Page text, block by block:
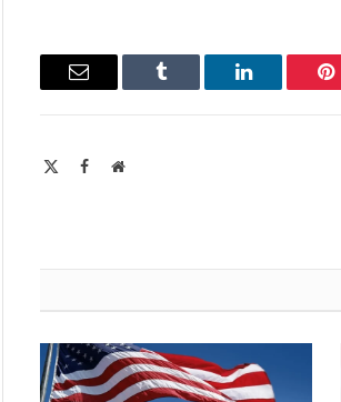
بينتيريستلينكدإن Tumblr
البريد
موقعفيسبوك